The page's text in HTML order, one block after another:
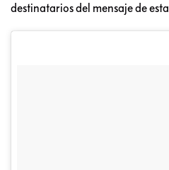
destinatarios del mensaje de esta